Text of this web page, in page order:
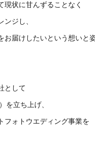
現状に甘んずることなく
ジし、
届けしたいという想いと
として
を立ち上げ、
フォトウエディング事業を